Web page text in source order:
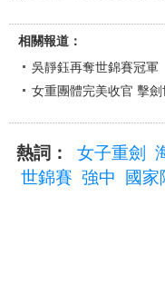
相關報道：
吳靜鈺再奪世錦賽冠軍
女重團體完美收官 擊
熱詞： 女子重劍
世錦賽 強中 國家